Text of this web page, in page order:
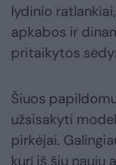
lydinio
apkabos ir
pritaikytos
Šiuos
užsisakyti
pirkėjai.
kurį iš šių naujų